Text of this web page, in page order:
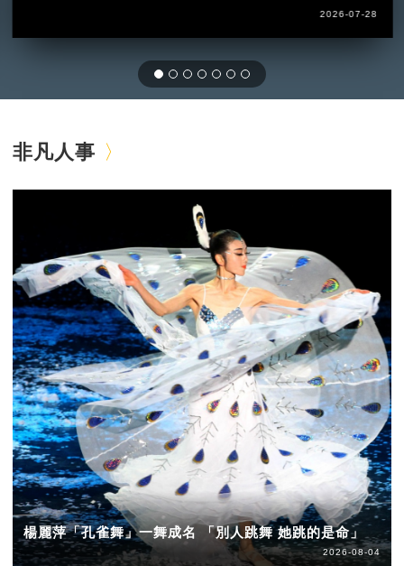
2026-07-28
非凡人事
楊麗萍「孔雀舞」一舞成名 「別人跳舞 她跳的是命」
2026-08-04